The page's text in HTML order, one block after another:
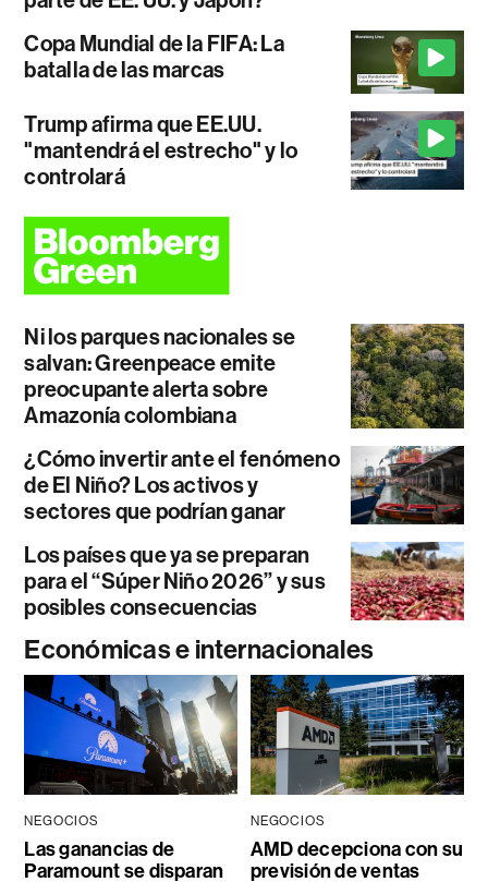
Copa Mundial de la FIFA: La
batalla de las marcas
Trump afirma que EE.UU.
"mantendrá el estrecho" y lo
controlará
Ni los parques nacionales se
salvan: Greenpeace emite
preocupante alerta sobre
Amazonía colombiana
¿Cómo invertir ante el fenómeno
de El Niño? Los activos y
sectores que podrían ganar
Los países que ya se preparan
para el “Súper Niño 2026” y sus
posibles consecuencias
Económicas e internacionales
NEGOCIOS
Las ganancias de
Paramount se disparan
NEGOCIOS
AMD decepciona con su
previsión de ventas